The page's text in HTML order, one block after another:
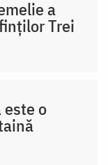
a
Trei
o